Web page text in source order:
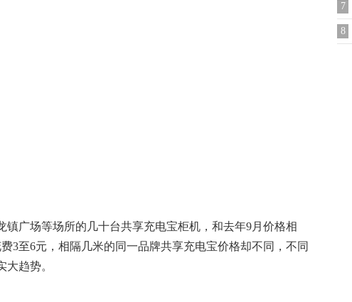
广场等场所的几十台共享充电宝柜机，和去年9月价格相
3至6元，相隔几米的同一品牌共享充电宝价格却不同，不同
趋势。
7
8